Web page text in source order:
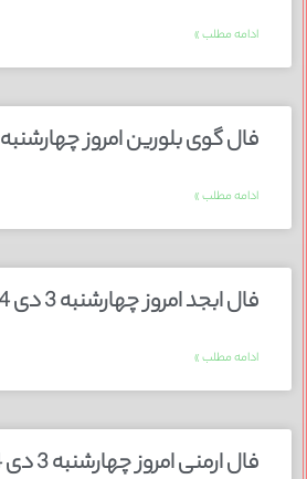
ادامه مطلب »
فال گوی بلورین امروز چهارشنبه 3 دی 1404
ادامه مطلب »
فال ابجد امروز چهارشنبه 3 دی 1404
ادامه مطلب »
فال ارمنی امروز چهارشنبه 3 دی 1404